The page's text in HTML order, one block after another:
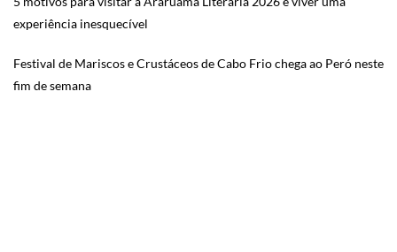
experiência inesquecível
Festival de Mariscos e Crustáceos de Cabo Frio chega ao Peró neste
fim de semana